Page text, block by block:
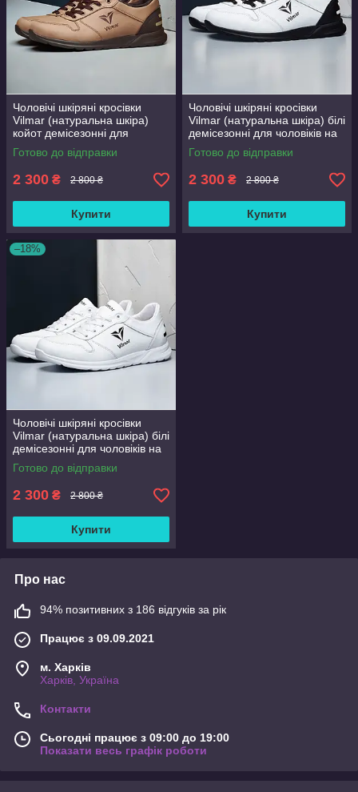
Чоловічі шкіряні кросівки
Vilmar (натуральна шкіра)
койот демісезонні для
чоловіків на весну осінь,
розмір 39 40 41 42 43 44 45
Готово до відправки
2 300 ₴ 2 800 ₴
Купити
Чоловічі шкіряні кросівки
Vilmar (натуральна шкіра) білі
демісезонні для чоловіків на
весну осінь, розмір 39 40 41
42 43 44 45 46
Готово до відправки
2 300 ₴ 2 800 ₴
Купити
–18%
Чоловічі шкіряні кросівки
Vilmar (натуральна шкіра) білі
демісезонні для чоловіків на
весну осінь, розмір 39 40 41
42 43 44 45 46
Готово до відправки
2 300 ₴ 2 800 ₴
Купити
Про нас
94% позитивних з 186 відгуків за рік
Працює з 09.09.2021
м. Харків
Харків, Україна
Контакти
Сьогодні працює з 09:00 до 19:00
Показати весь графік роботи